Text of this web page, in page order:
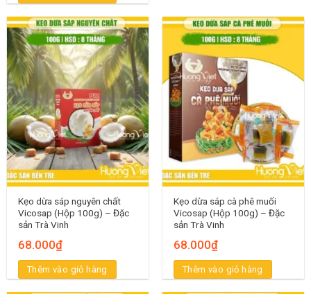
Kẹo dừa sáp nguyên chất
Vicosap (Hộp 100g) – Đặc
sản Trà Vinh
68.000₫
Thêm vào giỏ hàng
Kẹo dừa sáp cà phê muối
Vicosap (Hộp 100g) – Đặc
sản Trà Vinh
68.000₫
Thêm vào giỏ hàng